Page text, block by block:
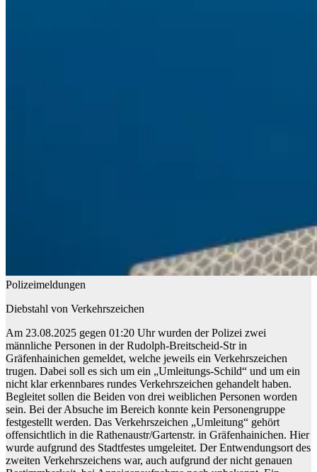
Polizeimeldungen
Diebstahl von Verkehrszeichen
Am 23.08.2025 gegen 01:20 Uhr wurden der Polizei zwei
männliche Personen in der Rudolph-Breitscheid-Str in
Gräfenhainichen gemeldet, welche jeweils ein Verkehrszeichen
trugen. Dabei soll es sich um ein „Umleitungs-Schild“ und um ein
nicht klar erkennbares rundes Verkehrszeichen gehandelt haben.
Begleitet sollen die Beiden von drei weiblichen Personen worden
sein. Bei der Absuche im Bereich konnte kein Personengruppe
festgestellt werden. Das Verkehrszeichen „Umleitung“ gehört
offensichtlich in die Rathenaustr/Gartenstr. in Gräfenhainichen. Hier
wurde aufgrund des Stadtfestes umgeleitet. Der Entwendungsort des
zweiten Verkehrszeichens war, auch aufgrund der nicht genauen